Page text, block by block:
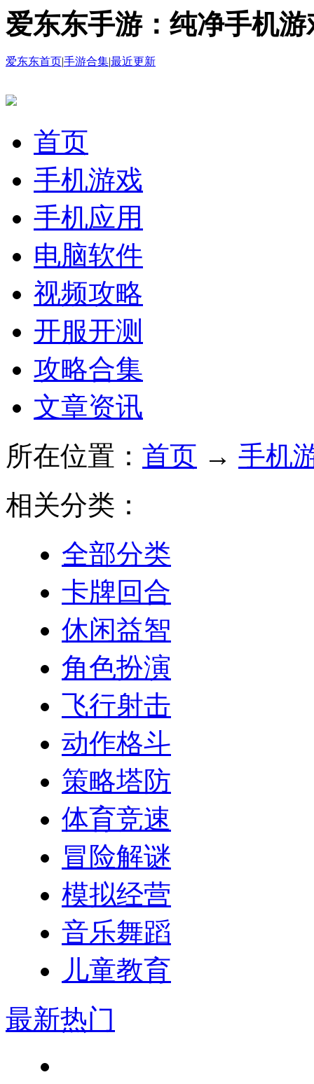
爱东东手游：纯净手机
爱东东首页|手游合集|最近更新
首页
手机游戏
手机应用
电脑软件
视频攻略
开服开测
攻略合集
文章资讯
所在位置： 首页 → 手机
相关分类：
全部分类
卡牌回合
休闲益智
角色扮演
飞行射击
动作格斗
策略塔防
体育竞速
冒险解谜
模拟经营
音乐舞蹈
儿童教育
最新热门